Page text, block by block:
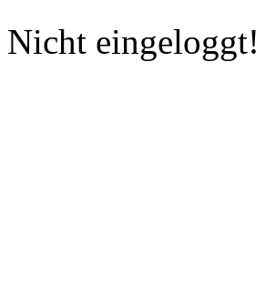
Nicht eingeloggt!